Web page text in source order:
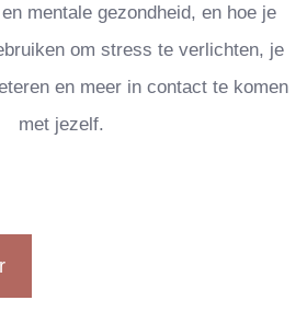
mentale gezondheid, en hoe je
om stress te verlichten, je
en meer in contact te komen
met jezelf.